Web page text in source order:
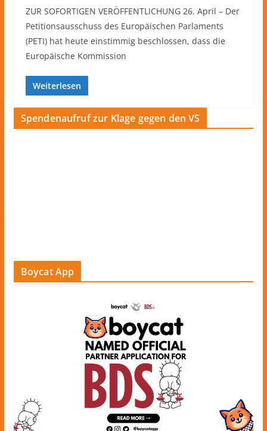
ZUR SOFORTIGEN VERÖFFENTLICHUNG 26. April – Der
Petitionsausschuss des Europäischen Parlaments
(PETI) hat heute einstimmig beschlossen, dass die
Europäische Kommission
Weiterlesen
Spendenaufruf zur Klage gegen den VS
Boycat App